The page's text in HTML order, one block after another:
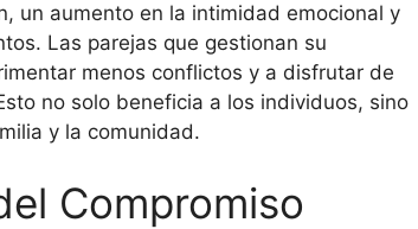
un aumento en la intimidad emocional y
Las parejas que gestionan su
menos conflictos y a disfrutar de
no solo beneficia a los individuos, sino
y la comunidad.
Compromiso